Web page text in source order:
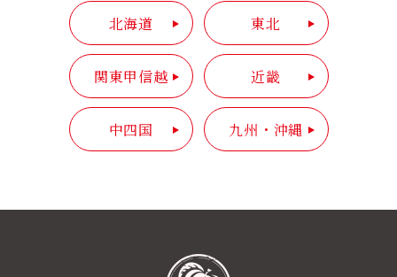
北海道 東北
関東甲信越 近畿
中四国 九州・沖縄